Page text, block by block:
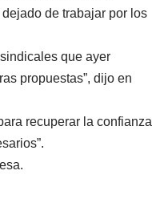
de trabajar por los
que ayer
propuestas”, dijo en
recuperar la confianza